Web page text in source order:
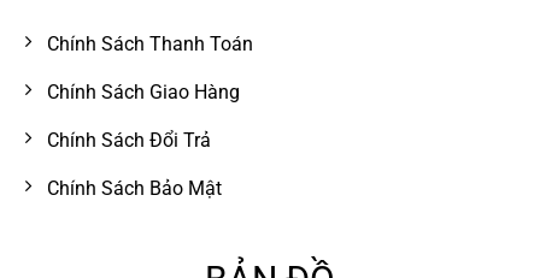
Chính Sách Thanh Toán
Chính Sách Giao Hàng
Chính Sách Đổi Trả
Chính Sách Bảo Mật